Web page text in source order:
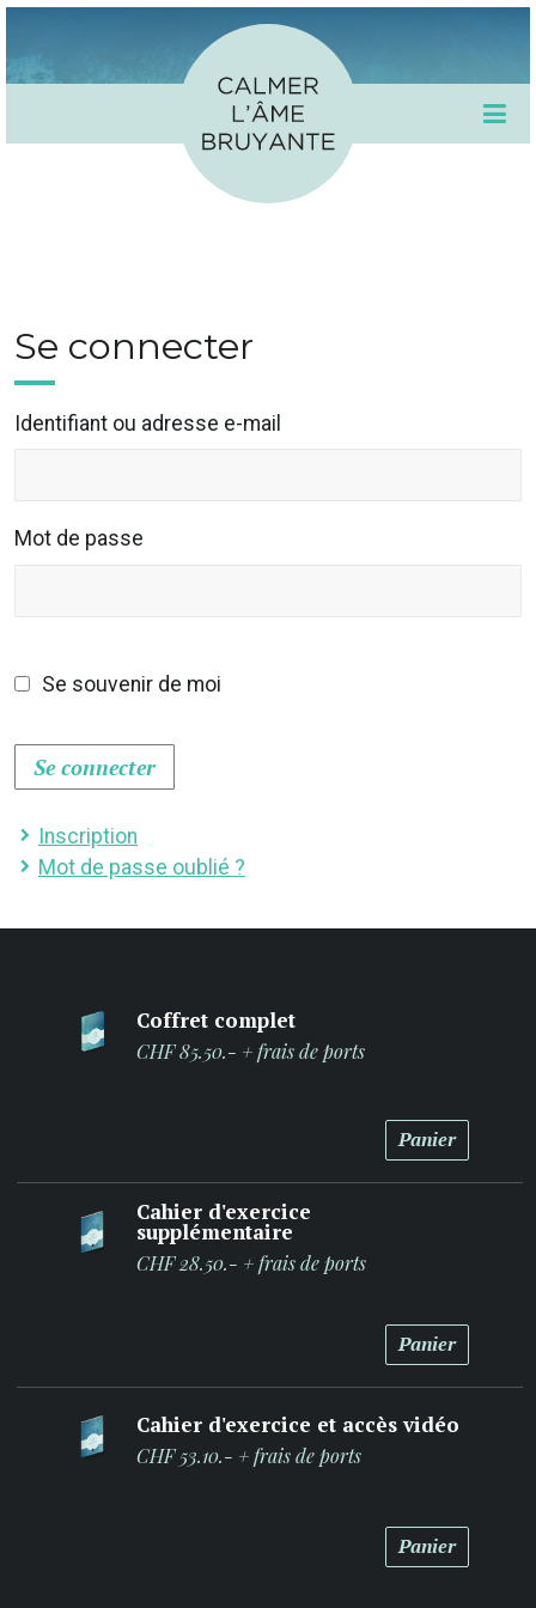
Se connecter
Identifiant ou adresse e-mail
Mot de passe
Se souvenir de moi
Se connecter
Inscription
Mot de passe oublié ?
Coffret complet
CHF 85.50.- + frais de ports
Panier
Cahier d'exercice
supplémentaire
CHF 28.50.- + frais de ports
Panier
Cahier d'exercice et accès vidéo
CHF 53.10.- + frais de ports
Panier